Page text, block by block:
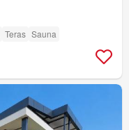
Teras Sauna